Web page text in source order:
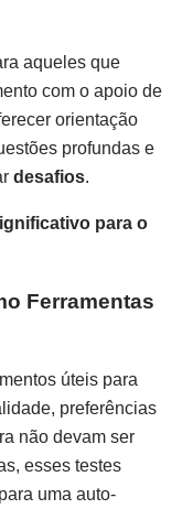
aqueles que
com o apoio de
orientação
profundas e
desafios.
para o
Ferramentas
úteis para
preferências
não devam ser
esses testes
uma auto-